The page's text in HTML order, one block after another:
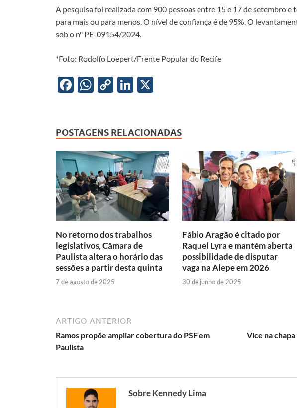
A pesquisa foi realizada com 900 pessoas entre 15 e 17 de setembro
para mais ou para menos. O nível de confiança é de 95%. O
sob o nº PE-09154/2024.
*Foto: Rodolfo Loepert/Frente Popular do Recife
F
b
o
o
k
W
s
A
p
p
C
y
Li
n
k
Li
e
dI
n
POSTAGENS RELACIONADAS
No retorno dos trabalhos
legislativos, Câmara de
Paulista altera o horário das
sessões a partir desta quinta
7 de agosto de 2025
Fábio Aragão é citado por
Raquel Lyra e mantém aberta
possibilidade de disputar
vaga na Alepe em 2026
30 de junho de 2025
ARTIGO ANTERIOR
Ramos propõe ampliar cobertura do PSF em
Paulista
Vice na
Sobre Kennedy Lima